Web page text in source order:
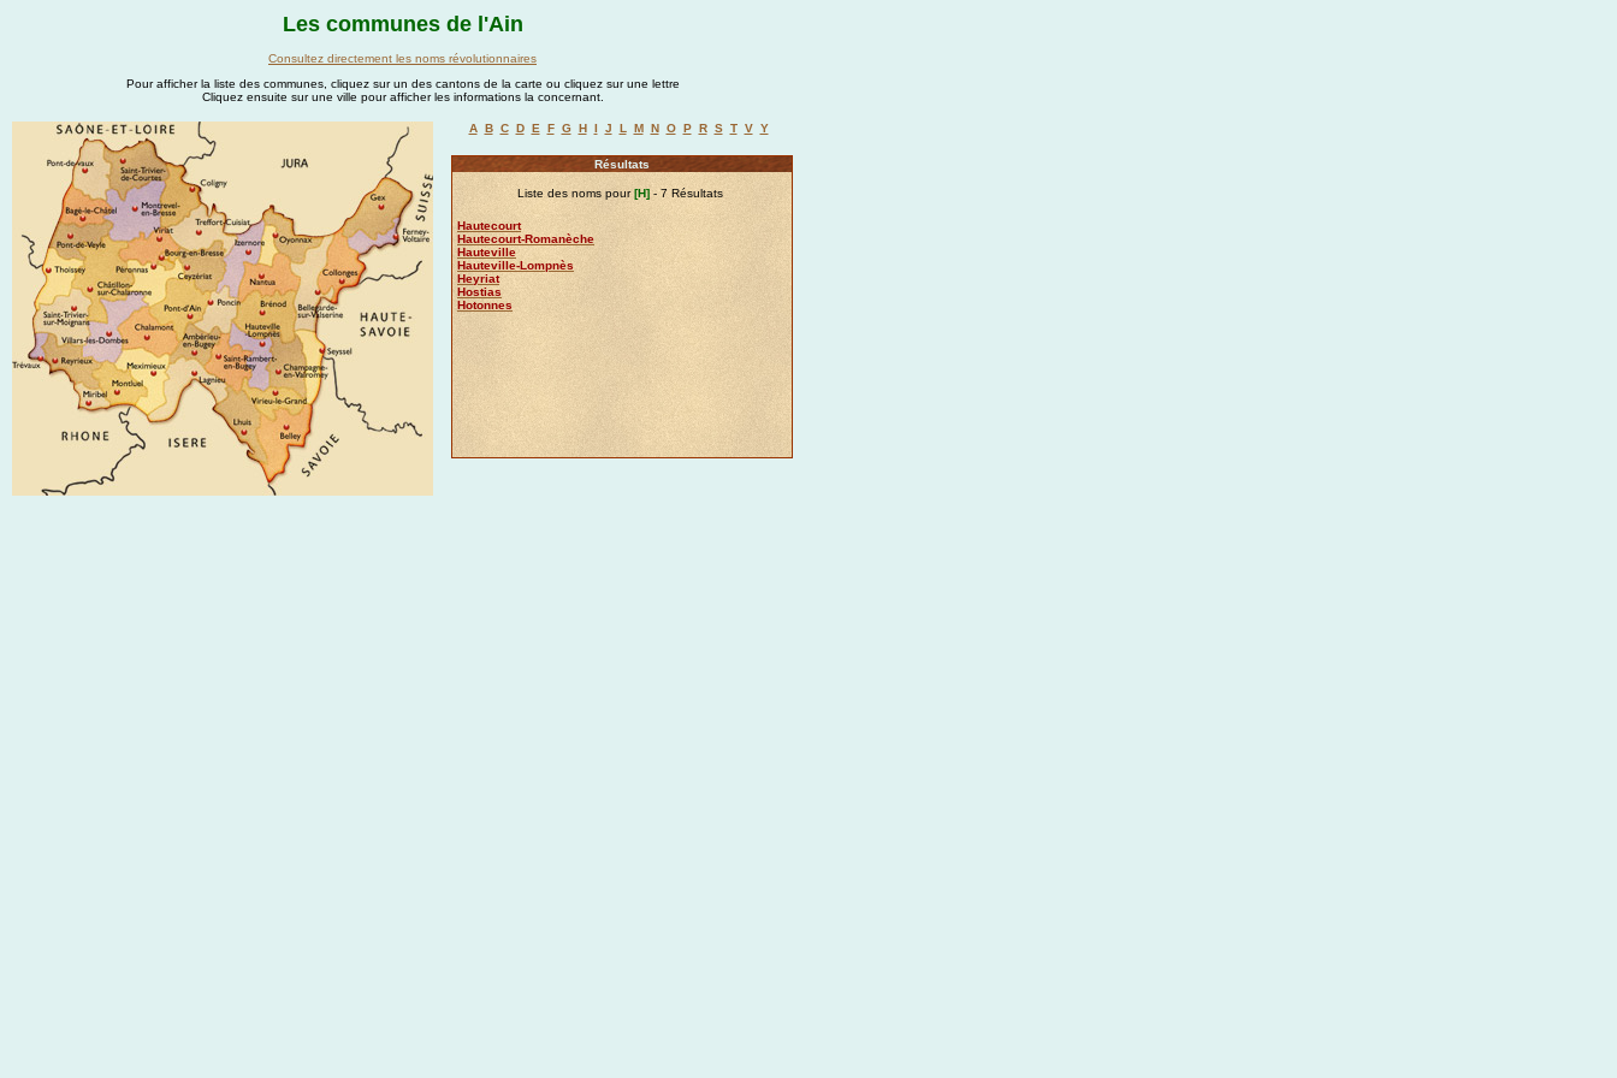
Les communes de l'Ain
Consultez directement les noms révolutionnaires
Pour afficher la liste des communes, cliquez sur un des cantons de la carte ou cliquez sur une lettre
Cliquez ensuite sur une ville pour afficher les informations la concernant.
A B C D E F G H I J L M N O P R S T V Y
Résultats
Liste des noms pour[H] - 7 Résultats
Hautecourt
Hautecourt-Romanèche
Hauteville
Hauteville-Lompnès
Heyriat
Hostias
Hotonnes